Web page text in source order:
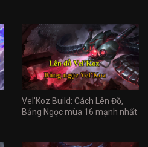
Vel'Koz Build: Cách Lên Đồ,
Bảng Ngọc mùa 16 mạnh nhất